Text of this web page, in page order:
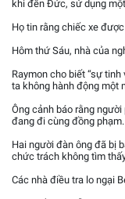
khi đến Đức, sử dụng
Họ tin rằng chiếc xe
Hôm thứ Sáu, nhà của
Raymon cho biết “sự
ta không hành động một
Ông cảnh báo rằng người
đang đi cùng đồng phạm.
Hai người đàn ông đã bị
chức trách không tìm
Các nhà điều tra lo ngại